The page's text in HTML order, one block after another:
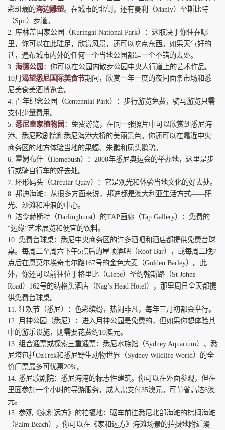
彩斑斓的海边雕塑。在城市的北侧，还有曼利（Manly）至斯比特
（Spit）步道。
2. 库林盖国家公园（Kuringai National Park）：这取决于你住在哪
里，你可以在此驻足，欣赏风景，还可以吃点东西。如果天气好的
话，遍布城市内外的任何一个当地公园都是一个不错的去处。
3. 海德公园：你可以在公园内散步公园中央人行道上的艺术作品。
10月渴望悉尼国际美食节期间，欣赏一年一度的夜间面条市场和悉
尼美食美酒博览会。
4. 百年纪念公园（Centennial Park）：步行游览免费，骑马游览只需
支付少量费用。
5. 悉尼皇家植物园：免费游览，在同一张照片中可以欣赏到悉尼海
港、悉尼歌剧院和悉尼海港大桥的美丽景色。你还可以在靠近中央
商务区的地方体验当地的果蝠、朱鹮和凤头鹦鹉。
6. 霍姆布什（Homebush）：2000年悉尼奥运会的举办地，这里是步
行或骑自行车的好去处。
7. 环形码头（Circular Quay）：它是观光和体验当地文化的好去处。
8. 邦迪海滩：从很多方面来说，邦迪都是澳大利亚生活方式——阳
光、沙滩和冲浪的中心。
9. 达令赫斯特（Darlinghurst）的TAP画廊（Tap Gallery）：免费的
“边缘”艺术展览和便宜的饮料。
10. 免费台球桌：悉尼中央商务区的许多酒吧和酒店都提供免费台球
桌。每周二至周六下午5点后的屋顶酒吧（Roof Bar），或每周二晚7
点后在恩莫尔埃奇韦尔路167号的金色大麦（Golden Barley）。此
外，你还可以前往位于格里比（Glebe）圣约翰斯路（St Johns
Road）162号的纳格头酒店（Nag’s Head Hotel），那里周日全天都提
供免费台球桌。
11. 狂欢节（悉尼）：色彩缤纷，热闹非凡，每年三月初都会举行。
12. 月神公园（悉尼）：进入月神公园是免费的，但如果你想体验其
中的游乐设施，则需要花费约10澳元。
13. 组合通票或探索三重通票：悉尼水族馆（Sydney Aquarium）、悉
尼塔包括OzTrek和悉尼野生动物世界（Sydney Wildlife World）的全
价门票最多可优惠20%。
14. 悉尼歌剧院：悉尼海港的标志性建筑。你可以在外面参观，但在
里面参加一个小时的导游服务，成人需支付35澳元。可节省高达6澳
元。
15. 参观《家和远方》的拍摄地：驱车前往悉尼北部海滩的棕榈海滩
（Palm Beach），你可以在《家和远方》海滩场景的拍摄地附近漫